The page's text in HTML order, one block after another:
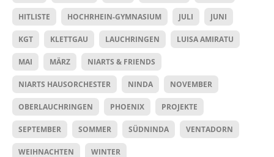
HITLISTE HOCHRHEIN-GYMNASIUM JULI JUNI
KGT KLETTGAU LAUCHRINGEN LUISA AMIRATU
MAI MÄRZ NIARTS & FRIENDS
NIARTS HAUSORCHESTER NINDA NOVEMBER
OBERLAUCHRINGEN PHOENIX PROJEKTE
SEPTEMBER SOMMER SÜDNINDA VENTADORN
WEIHNACHTEN WINTER